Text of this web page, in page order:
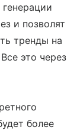
и позволят
тренды на
это через
более